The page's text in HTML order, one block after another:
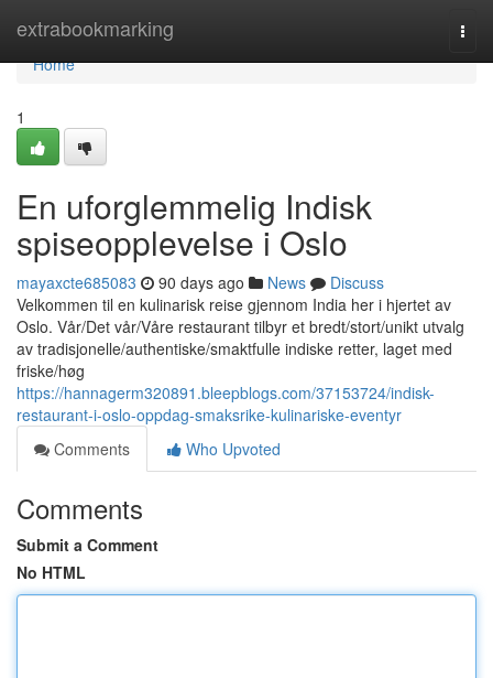
extrabookmarking
Home
Home
1
En uforglemmelig Indisk
spiseopplevelse i Oslo
mayaxcte685083 90 days ago News
Discuss
Velkommen til en kulinarisk reise gjennom India her i hjertet av
Oslo. Vår/Det vår/Våre restaurant tilbyr et bredt/stort/unikt utvalg
av tradisjonelle/authentiske/smaktfulle indiske retter, laget med
friske/høg
https://hannagerm320891.bleepblogs.com/37153724/indisk-
restaurant-i-oslo-oppdag-smaksrike-kulinariske-eventyr
Comments
Who Upvoted
Comments
Submit a Comment
No HTML